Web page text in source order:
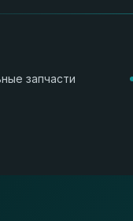
запчасти